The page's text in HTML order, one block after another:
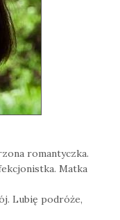
romantyczka.
Matka
Lubię podróże,